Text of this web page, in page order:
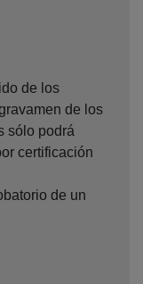
de los
de los
sólo podrá
certificación
de un